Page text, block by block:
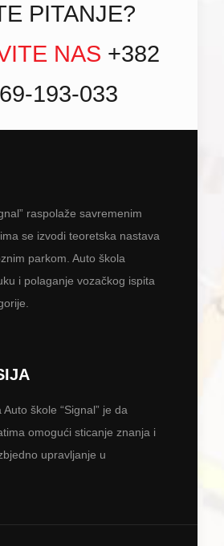
PITANJE?
NAS +382
193-033
raspolaže savremenim
se izvodi teoretska nastava
parkom. Auto škola
i polaganje vozačkog ispita
škole “Signal” je da
omogući sticanje znanja i
upravljanje u